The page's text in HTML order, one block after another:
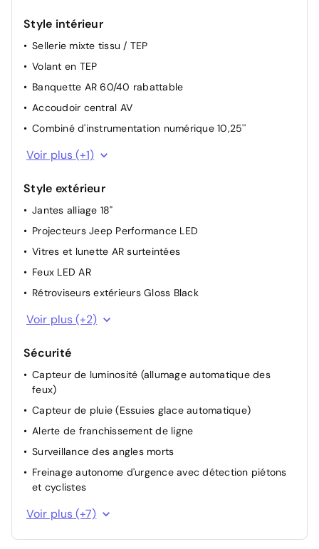
Vitres AV et AR électriques et séquentielles
Frein de stationnement électrique
Selec-Terrain : modes de conduite
VE/HEV/ECO/SPORT
Direction assistée
Bluetooth
6 haut parleurs
Système audio 6 HP 100 W
Style intérieur
Sellerie mixte tissu / TEP
Volant en TEP
Banquette AR 60/40 rabattable
Accoudoir central AV
Combiné d'instrumentation numérique 10,25''
Spots de lecture AV et AR à LED
Voir plus (+1)
Style extérieur
Jantes alliage 18"
Projecteurs Jeep Performance LED
Vitres et lunette AR surteintées
Feux LED AR
Rétroviseurs extérieurs Gloss Black
Eclairage extérieur d'accueil et d'accompagnement
d'ambiance multi-colore à LED, Eclairage extérieur
électriques et séquentielles, Vitres et lunette AR
surteintées, Projecteurs antibrouillard à LED avec
fonction
Voir plus (+2)
Sécurité
Capteur de luminosité (allumage automatique des
feux)
Capteur de pluie (Essuies glace automatique)
Alerte de franchissement de ligne
Surveillance des angles morts
Freinage autonome d'urgence avec détection piétons
et cyclistes
Alerte anticollision
de Collision (Distance Alert), Alerte active de
Voir plus (+7)